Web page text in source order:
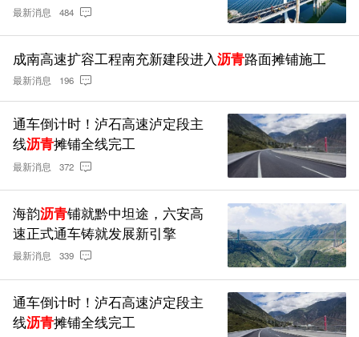
最新消息 484
成南高速扩容工程南充新建段进入沥青路面摊铺施工
最新消息 196
通车倒计时！泸石高速泸定段主
线沥青摊铺全线完工
最新消息 372
海韵沥青铺就黔中坦途，六安高
速正式通车铸就发展新引擎
最新消息 339
通车倒计时！泸石高速泸定段主
线沥青摊铺全线完工